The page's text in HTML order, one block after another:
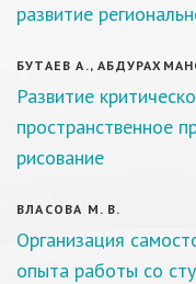
развитие
БУТАЕВ А.,
Развитие
пространственное
рисование
ВЛАСОВА М. В.
Организация
опыта работы со